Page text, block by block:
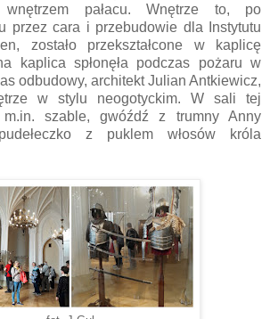
wnętrzem pałacu. Wnętrze to, po
przez cara i przebudowie dla Instytutu
zostało przekształcone w kaplicę
kaplica spłonęła podczas pożaru w
odbudowy, architekt Julian Antkiewicz,
w stylu neogotyckim. W sali tej
m.in. szable, gwóźdź z trumny Anny
z puklem włosów króla